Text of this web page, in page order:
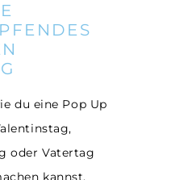
du eine Pop Up
oder Vatertag
kannst.